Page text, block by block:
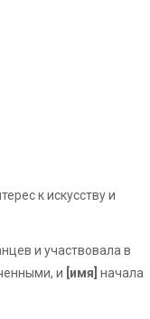
к искусству и
и участвовала в
и [имя] начала